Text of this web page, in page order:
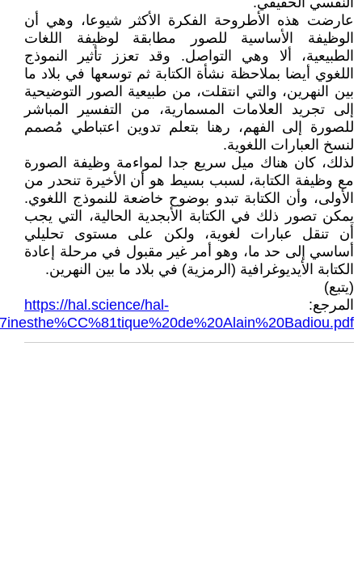
عارضت هذه الأطروحة الفكرة الأكثر شيوعا، وهي أن
الوظيفة الأساسية للصور مطابقة لوظيفة اللغات
الطبيعية، ألا وهي التواصل. وقد تعزز تأثير النموذج
اللغوي أيضا بملاحظة نشأة الكتابة ثم توسعها في بلاد ما
بين النهرين، والتي انتقلت، من طبيعية الصور التوضيحية
إلى تجريد العلامات المسمارية، من التفسير المباشر
للصورة إلى الفهم، رهنا بتعلم تدوين اعتباطي مُصمم
لنسخ العبارات اللغوية.
لذلك، كان هناك ميل سريع جدا لمواءمة وظيفة الصورة
مع وظيفة الكتابة، لسبب بسيط هو أن الأخيرة تنحدر من
الأولى، وأن الكتابة تبدو بوضوح خاضعة للنموذج اللغوي.
يمكن تصور ذلك في الكتابة الأبجدية الحالية، التي يجب
أن تنقل عبارات لغوية، ولكن على مستوى تحليلي
أساسي إلى حد ما، وهو أمر غير مقبول في مرحلة إعادة
الكتابة الأيديوغرافية (الرمزية) في بلاد ما بين النهرين.
(يتبع)
المرجع: https://hal.science/hal-